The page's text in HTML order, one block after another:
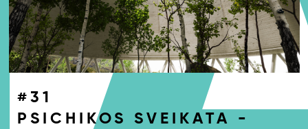
#31
PSICHIKOS SVEIKATA -